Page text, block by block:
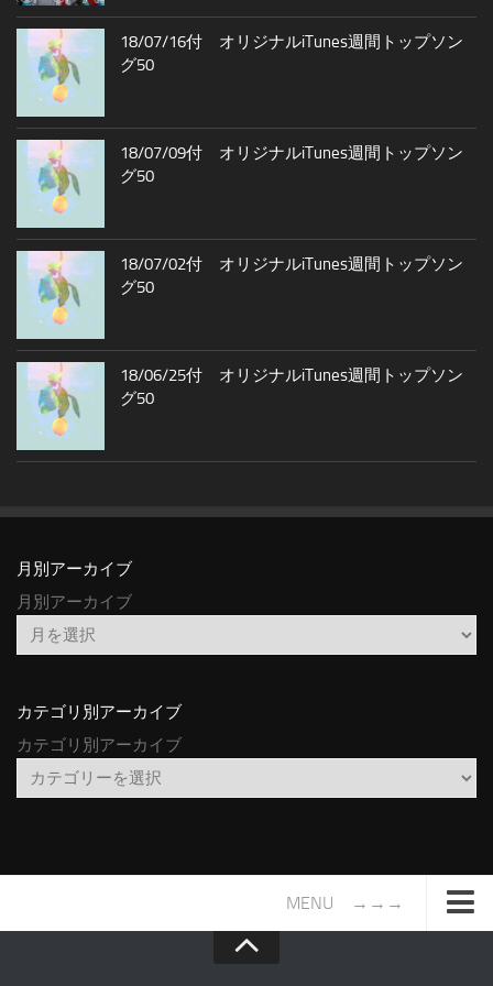
18/07/16付 オリジナルiTunes週間トップソン
グ50
18/07/09付 オリジナルiTunes週間トップソン
グ50
18/07/02付 オリジナルiTunes週間トップソン
グ50
18/06/25付 オリジナルiTunes週間トップソン
グ50
月別アーカイブ
月別アーカイブ
カテゴリ別アーカイブ
カテゴリ別アーカイブ
MENU →→→